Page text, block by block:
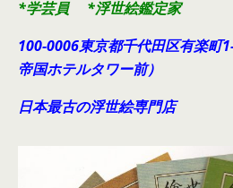
*学芸員 *浮世絵鑑定家
100-0006東京都千代田区有楽町
帝国ホテルタワー前）
日本最古の浮世絵専門店